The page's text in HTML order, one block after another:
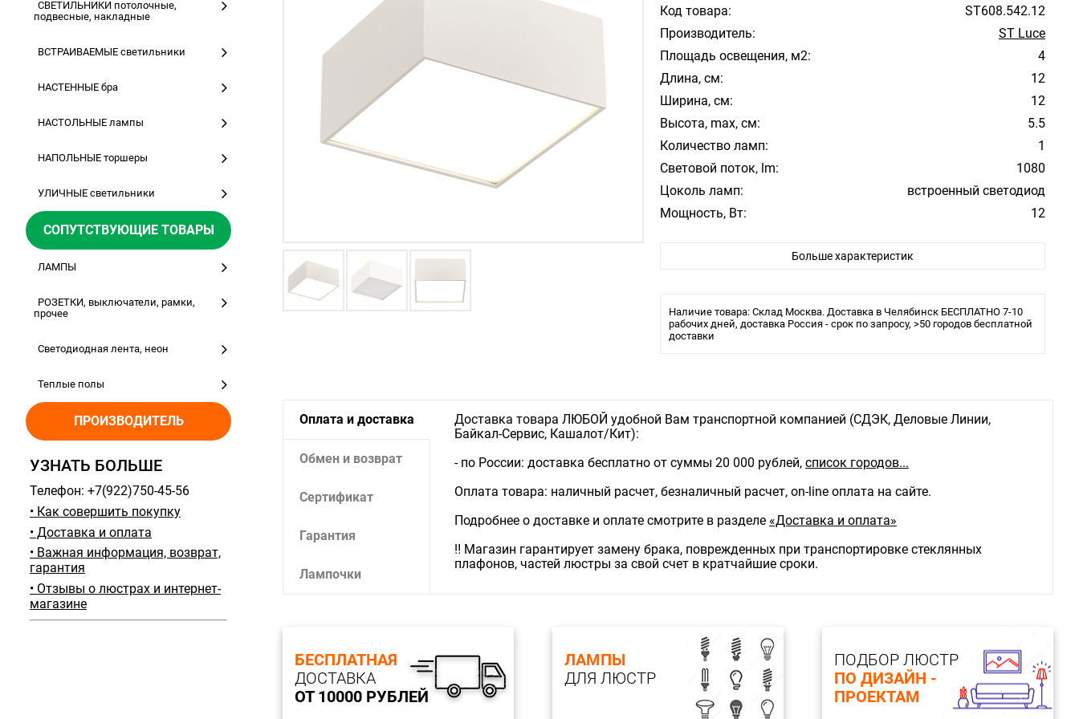
СВЕТИЛЬНИКИ потолочные,
подвесные, накладные
ВСТРАИВАЕМЫЕ светильники
НАСТЕННЫЕ бра
НАСТОЛЬНЫЕ лампы
НАПОЛЬНЫЕ торшеры
УЛИЧНЫЕ светильники
СОПУТСТВУЮЩИЕ ТОВАРЫ
ЛАМПЫ
РОЗЕТКИ, выключатели, рамки,
прочее
Светодиодная лента, неон
Теплые полы
ПРОИЗВОДИТЕЛЬ
УЗНАТЬ БОЛЬШЕ
Телефон: +7(922)750-45-56
• Как совершить покупку
• Доставка и оплата
• Важная информация, возврат,
гарантия
• Отзывы о люстрах и интернет-
магазине
Код товара:
ST608.542.12
Производитель:
ST Luce
Площадь освещения, м2:
4
Длина, см:
12
Ширина, см:
12
Высота, max, см:
5.5
Количество ламп:
1
Световой поток, lm:
1080
Цоколь ламп:
встроенный светодиод
Мощность, Вт:
12
Цвет плафона/абажура:
Влагозащита:
20
Высота, см: 5,5
Мощность, W: 12W
Световой поток, Lm: 1 080Lm
Угол рассеивания, град.: 120°
Материал каркаса: металл
Цвет каркаса: белый
Влагозащита, IP: IP20
Больше характеристик
Наличие товара: Склад Москва. Доставка в Челябинск БЕСПЛАТНО 7-10
рабочих дней, доставка Россия - срок по запросу, >50 городов бесплатной
доставки
Оплата и доставка
Обмен и возврат
Сертификат
Гарантия
Лампочки
Доставка товара ЛЮБОЙ удобной Вам транспортной компанией (СДЭК, Деловые Линии,
Байкал-Сервис, Кашалот/Кит):
- по России: доставка бесплатно от суммы 20 000 рублей, список городов...
Оплата товара: наличный расчет, безналичный расчет, on-line оплата на сайте.
Подробнее о доставке и оплате смотрите в разделе «Доставка и оплата»
‼️ Магазин гарантирует замену брака, поврежденных при транспортировке стеклянных
плафонов, частей люстры за свой счет в кратчайшие сроки.
БЕСПЛАТНАЯ
ДОСТАВКА
ОТ 10000 РУБЛЕЙ
ЛАМПЫ
ДЛЯ ЛЮСТР
ПОДБОР ЛЮСТР
ПО ДИЗАЙН -
ПРОЕКТАМ